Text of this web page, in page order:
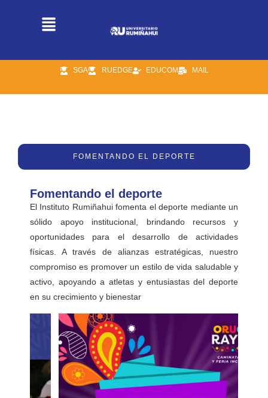
SGA RUEDGE EDUCOM MAIL
FOMENTANDO EL DEPORTE
Fomentando el deporte
El Instituto Rumiñahui fomenta el deporte mediante un
sólido apoyo institucional, brindando recursos y
oportunidades para el desarrollo de actividades
físicas. A través de alianzas estratégicas,
nuestro
compromiso es promover un estilo de vida saludable y
activo, apoyando a atletas y entusiastas del deporte
en su crecimiento y bienestar